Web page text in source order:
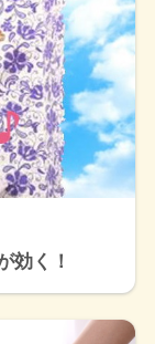
効く！